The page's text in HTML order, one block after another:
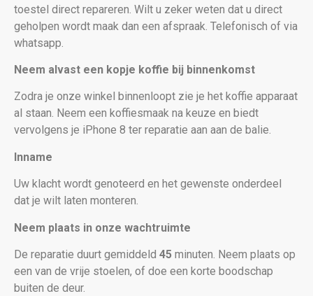
toestel direct repareren. Wilt u zeker weten dat u direct
geholpen wordt maak dan een afspraak. Telefonisch of via
whatsapp.
Neem alvast een kopje koffie bij binnenkomst
Zodra je onze winkel binnenloopt zie je het koffie apparaat
al staan. Neem een koffiesmaak na keuze en biedt
vervolgens je iPhone 8 ter reparatie aan aan de balie.
Inname
Uw klacht wordt genoteerd en het gewenste onderdeel
dat je wilt laten monteren.
Neem plaats in onze wachtruimte
De reparatie duurt gemiddeld 45 minuten. Neem plaats op
een van de vrije stoelen, of doe een korte boodschap
buiten de deur.